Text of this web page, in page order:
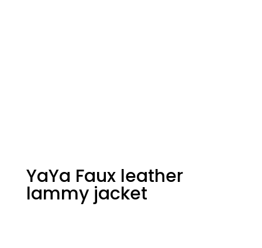
YaYa Faux leather
lammy jacket